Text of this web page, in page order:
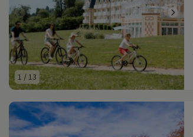
1 /13